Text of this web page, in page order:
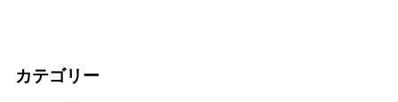
カテゴリー